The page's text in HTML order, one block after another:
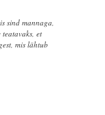
sind mannaga,
et
mis lähtub